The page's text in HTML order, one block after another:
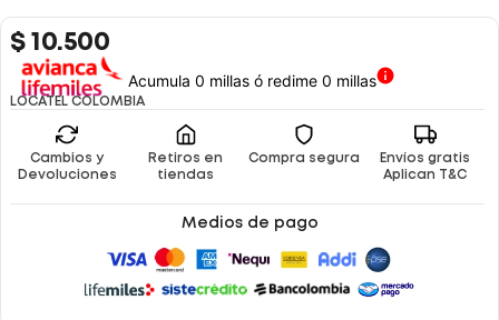
$ 10.500
Acumula 0 millas ó redime 0 millas
LOCATEL COLOMBIA
Cambios y
Devoluciones
Retiros en
tiendas
Compra segura
Envíos gratis
Aplican T&C
Medios de pago